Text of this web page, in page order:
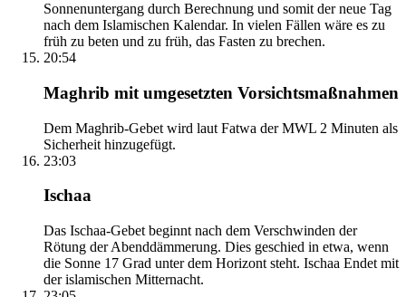
Sonnenuntergang durch Berechnung und somit der neue Tag
nach dem Islamischen Kalendar. In vielen Fällen wäre es zu
früh zu beten und zu früh, das Fasten zu brechen.
20:54
Maghrib mit umgesetzten Vorsichtsmaßnahmen
Dem Maghrib-Gebet wird laut Fatwa der MWL 2 Minuten als
Sicherheit hinzugefügt.
23:03
Ischaa
Das Ischaa-Gebet beginnt nach dem Verschwinden der
Rötung der Abenddämmerung. Dies geschied in etwa, wenn
die Sonne 17 Grad unter dem Horizont steht. Ischaa Endet mit
der islamischen Mitternacht.